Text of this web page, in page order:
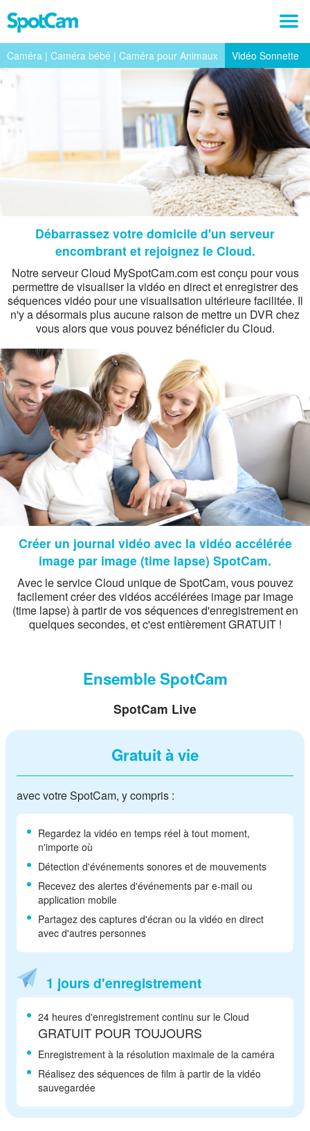
Caméra | Caméra bébé | Caméra pour Animaux Vidéo Sonnette
Débarrassez votre domicile d'un serveur
encombrant et rejoignez le Cloud.
Notre serveur Cloud MySpotCam.com est conçu pour vous
permettre de visualiser la vidéo en direct et enregistrer des
séquences vidéo pour une visualisation ultérieure facilitée. Il
n'y a désormais plus aucune raison de mettre un DVR chez
vous alors que vous pouvez bénéficier du Cloud.
Créer un journal vidéo avec la vidéo accélérée
image par image (time lapse) SpotCam.
Avec le service Cloud unique de SpotCam, vous pouvez
facilement créer des vidéos accélérées image par image
(time lapse) à partir de vos séquences d'enregistrement en
quelques secondes, et c'est entièrement GRATUIT !
Ensemble SpotCam
SpotCam Live
Gratuit à vie
avec votre SpotCam, y compris :
Regardez la vidéo en temps réel à tout moment,
n'importe où
Détection d'événements sonores et de mouvements
Recevez des alertes d'événements par e-mail ou
application mobile
Partagez des captures d'écran ou la vidéo en direct
avec d'autres personnes
1 jours d'enregistrement
24 heures d'enregistrement continu sur le Cloud
GRATUIT POUR TOUJOURS
Enregistrement à la résolution maximale de la caméra
Réalisez des séquences de film à partir de la vidéo
sauvegardée